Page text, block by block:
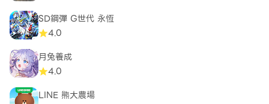
SD鋼彈 G世代 永恆
4.0
月兔養成
4.0
LINE 熊大農場